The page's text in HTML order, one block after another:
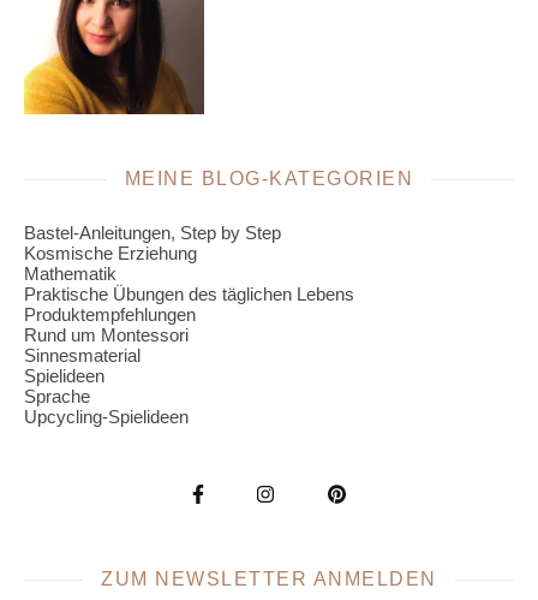
MEINE BLOG-KATEGORIEN
Bastel-Anleitungen, Step by Step
Kosmische Erziehung
Mathematik
Praktische Übungen des täglichen Lebens
Produktempfehlungen
Rund um Montessori
Sinnesmaterial
Spielideen
Sprache
Upcycling-Spielideen
ZUM NEWSLETTER ANMELDEN